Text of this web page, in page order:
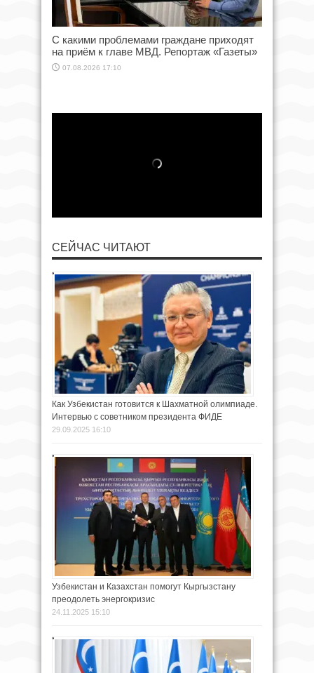
С какими проблемами граждане приходят
на приём к главе МВД. Репортаж «Газеты»
07.08.2026 17:10
СЕЙЧАС ЧИТАЮТ
Как Узбекистан готовится к Шахматной олимпиаде.
Интервью с советником президента ФИДЕ
29.09.2025 16:10
Узбекистан и Казахстан помогут Кыргызстану
преодолеть энергокризис
24.11.2025 15:10